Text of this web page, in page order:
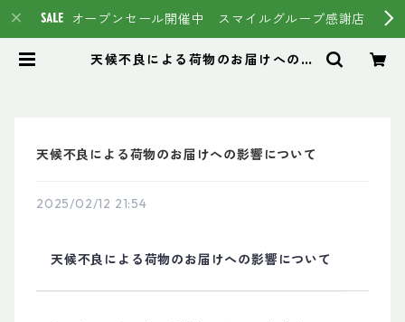
オープンセール開催中 スマイルグループ感謝店
天候不良による荷物のお届けへの影
天候不良による荷物のお届けへの影響について
2025/02/12 21:54
天候不良による荷物のお届けへの影響について